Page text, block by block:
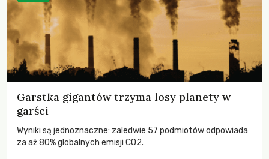
Garstka gigantów trzyma losy planety w
garści
Wyniki są jednoznaczne: zaledwie 57 podmiotów odpowiada
za aż 80% globalnych emisji CO2.